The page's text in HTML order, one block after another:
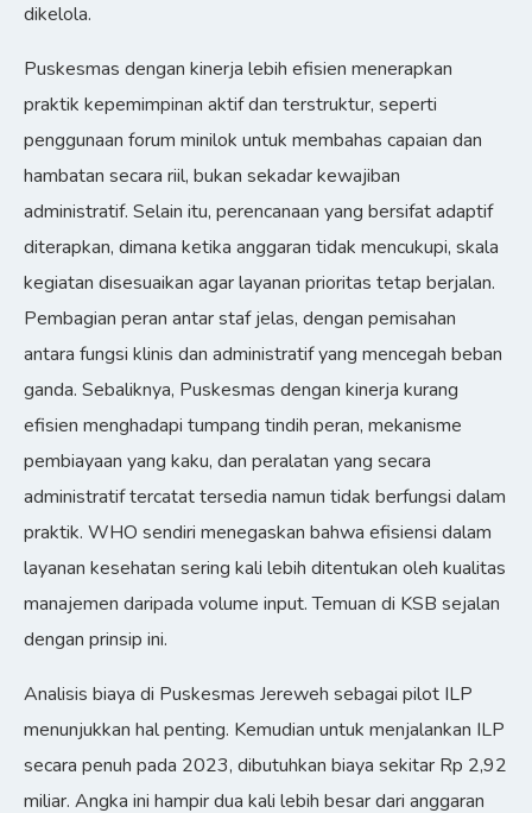
dikelola.
Puskesmas dengan kinerja lebih efisien menerapkan
praktik kepemimpinan aktif dan terstruktur, seperti
penggunaan forum minilok untuk membahas capaian dan
hambatan secara riil, bukan sekadar kewajiban
administratif. Selain itu, perencanaan yang bersifat adaptif
diterapkan, dimana ketika anggaran tidak mencukupi, skala
kegiatan disesuaikan agar layanan prioritas tetap berjalan.
Pembagian peran antar staf jelas, dengan pemisahan
antara fungsi klinis dan administratif yang mencegah beban
ganda. Sebaliknya, Puskesmas dengan kinerja kurang
efisien menghadapi tumpang tindih peran, mekanisme
pembiayaan yang kaku, dan peralatan yang secara
administratif tercatat tersedia namun tidak berfungsi dalam
praktik. WHO sendiri menegaskan bahwa efisiensi dalam
layanan kesehatan sering kali lebih ditentukan oleh kualitas
manajemen daripada volume input. Temuan di KSB sejalan
dengan prinsip ini.
Analisis biaya di Puskesmas Jereweh sebagai pilot ILP
menunjukkan hal penting. Kemudian untuk menjalankan ILP
secara penuh pada 2023, dibutuhkan biaya sekitar Rp 2,92
miliar. Angka ini hampir dua kali lebih besar dari anggaran